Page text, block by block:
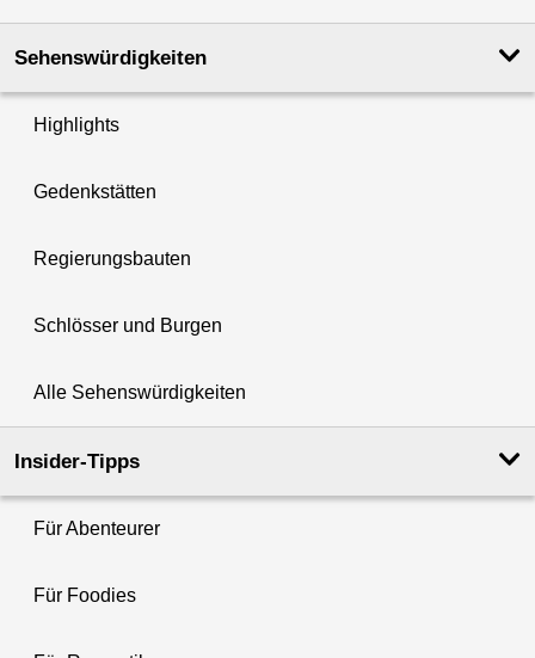
Sehenswürdigkeiten
Highlights
Gedenkstätten
Regierungsbauten
Schlösser und Burgen
Alle Sehenswürdigkeiten
Insider-Tipps
Für Abenteurer
Für Foodies